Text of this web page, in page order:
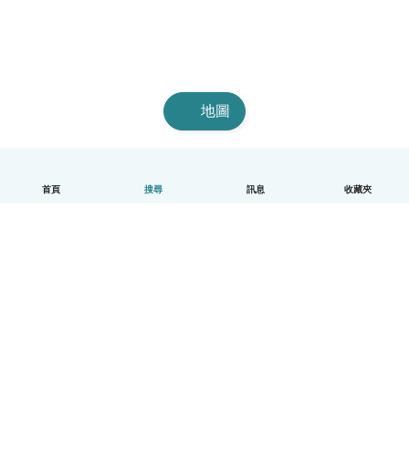
首頁 搜尋 訊息 收藏夾
地圖